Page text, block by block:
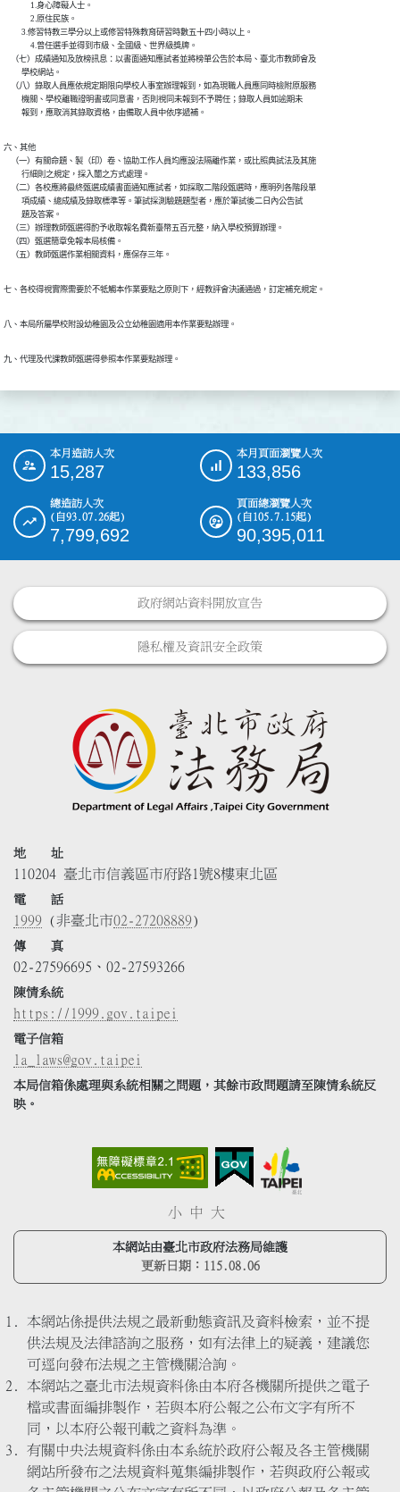
    　　  1.身心障礙人士。
    　　  2.原住民族。
          3.修習特教三學分以上或修習特殊教育研習時數五十四小時以上。
    　　  4.曾任選手並得到市級、全國級、世界級獎牌。
    （七）成績通知及放榜訊息：以書面通知應試者並將榜單公告於本局、臺北市教師會及
          學校網站。
    （八）錄取人員應依規定期限向學校人事室辦理報到，如為現職人員應同時檢附原服務
          機關、學校離職證明書或同意書，否則視同未報到不予聘任；錄取人員如逾期未
          報到，應取消其錄取資格，由備取人員中依序遞補。
六、其他
    （一）有關命題、製（印）卷、協助工作人員均應設法隔離作業，或比照典試法及其施
          行細則之規定，採入闈之方式處理。
    （二）各校應將最終甄選成績書面通知應試者，如採取二階段甄選時，應明列各階段單
          項成績、總成績及錄取標準等。筆試採測驗題題型者，應於筆試後二日內公告試
          題及答案。
    （三）辦理教師甄選得酌予收取報名費新臺幣五百元整，納入學校預算辦理。
    （四）甄選簡章免報本局核備。
    （五）教師甄選作業相關資料，應保存三年。
七、各校得視實際需要於不牴觸本作業要點之原則下，經教評會決議通過，訂定補充規定。
八、本局所屬學校附設幼稚園及公立幼稚園適用本作業要點辦理。
九、代理及代課教師甄選得參照本作業要點辦理。
::: 本月造訪人次
15,287
本月頁面瀏覽人次
133,856
總造訪人次
(自93.07.26起)
7,799,692
頁面總瀏覽人次
(自105.7.15起)
90,395,011
政府網站資料開放宣告
隱私權及資訊安全政策
地 址
110204 臺北市信義區市府路1號8樓東北區
電 話
1999 (非臺北市02-27208889)
傳 真
02-27596695、02-27593266
陳情系統
https://1999.gov.taipei
電子信箱
la_laws@gov.taipei
本局信箱係處理與系統相關之問題，其餘市政問題請至陳情系統反
映。
小 中 大
本網站由臺北市政府法務局維護
更新日期： 115.08.06
本網站係提供法規之最新動態資訊及資料檢索，並不提
供法規及法律諮詢之服務，如有法律上的疑義，建議您
可逕向發布法規之主管機關洽詢。
本網站之臺北市法規資料係由本府各機關所提供之電子
檔或書面編排製作，若與本府公報之公布文字有所不
同，以本府公報刊載之資料為準。
有關中央法規資料係由本系統於政府公報及各主管機關
網站所發布之法規資料蒐集編排製作，若與政府公報或